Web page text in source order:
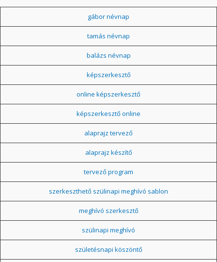
gábor névnap
tamás névnap
balázs névnap
képszerkesztő
online képszerkesztő
képszerkesztő online
alaprajz tervező
alaprajz készítő
tervező program
szerkeszthető szülinapi meghívó sablon
meghívó szerkesztő
szülinapi meghívó
születésnapi köszöntő